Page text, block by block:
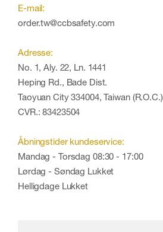
E-mail:
order.tw@ccbsafety.com
Adresse:
No. 1, Aly. 22, Ln. 1441
Heping Rd., Bade Dist.
Taoyuan City 334004, Taiwan (R.O.C.)
CVR.: 83423504
Åbningstider kundeservice:
Mandag - Torsdag 08:30 - 17:00
Lørdag - Søndag Lukket
Helligdage Lukket